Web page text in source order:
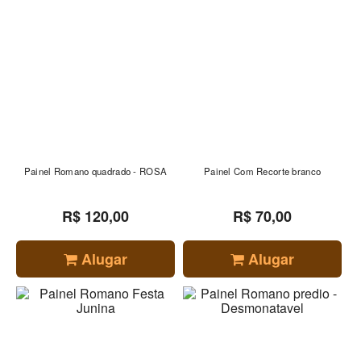
Painel Romano quadrado - ROSA
R$ 120,00
Alugar
Painel Com Recorte branco
R$ 70,00
Alugar